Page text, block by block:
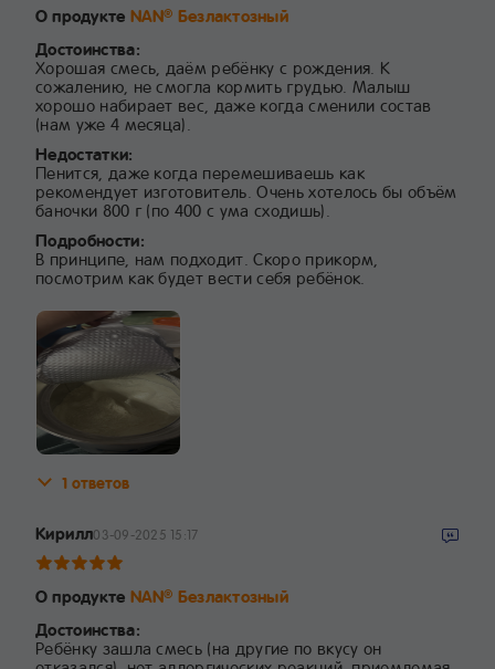
О продукте NAN® Безлактозный
Достоинства:
Хорошая смесь, даём ребёнку с рождения. К
сожалению, не смогла кормить грудью. Малыш
хорошо набирает вес, даже когда сменили состав
(нам уже 4 месяца).
Недостатки:
Пенится, даже когда перемешиваешь как
рекомендует изготовитель. Очень хотелось бы объём
баночки 800 г (по 400 с ума сходишь).
Подробности:
В принципе, нам подходит. Скоро прикорм,
посмотрим как будет вести себя ребёнок.
1 ответов
Кирилл03-09-2025 15:17
О продукте NAN® Безлактозный
Достоинства:
Ребёнку зашла смесь (на другие по вкусу он